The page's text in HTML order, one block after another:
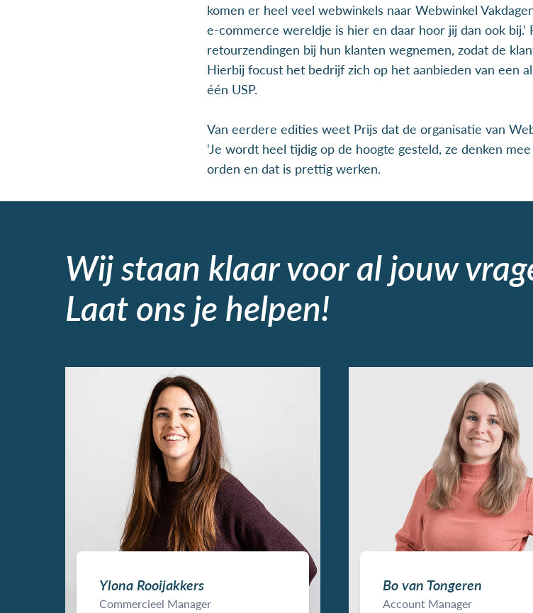
komen er heel veel webwinkels naar Webwinkel
e-commerce wereldje is hier en daar hoor jij dan ook bij.’
retourzendingen bij hun klanten wegnemen, zodat de
Hierbij focust het bedrijf zich op het aanbieden van een
één USP.
Van eerdere edities weet Prijs dat de organisatie van
‘Je wordt heel tijdig op de hoogte gesteld, ze denken
orden en dat is prettig werken.
Wij staan klaar voor al jouw
Laat ons je helpen!
Ylona Rooijakkers
Commercieel Manager
Bo van Tongeren
Account Manager